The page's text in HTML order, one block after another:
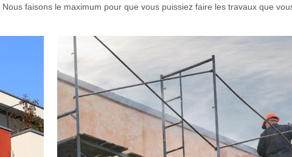
faisons le maximum pour que vous puissiez faire les travaux que